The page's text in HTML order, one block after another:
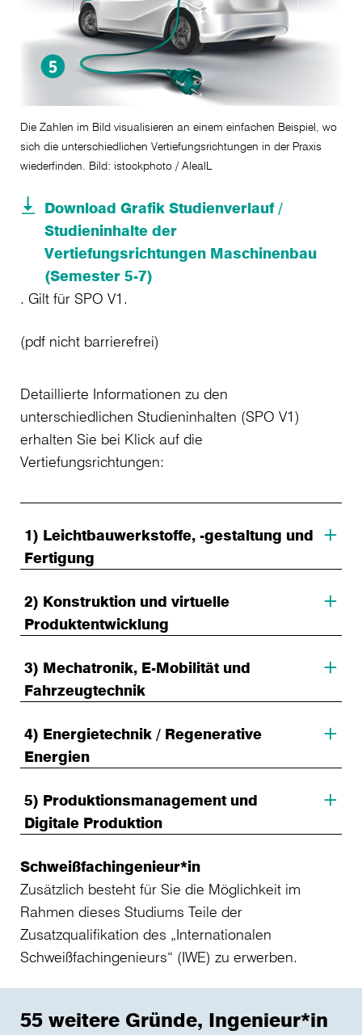
Die Zahlen im Bild visualisieren an einem einfachen Beispiel, wo
sich die unterschiedlichen Vertiefungsrichtungen in der Praxis
wiederfinden. Bild: istockphoto / AlealL
Download Grafik Studienverlauf /
Studieninhalte der
Vertiefungsrichtungen Maschinenbau
(Semester 5-7)
. Gilt für SPO V1.
(pdf nicht barrierefrei)
Detaillierte Informationen zu den
unterschiedlichen Studieninhalten (SPO V1)
erhalten Sie bei Klick auf die
Vertiefungsrichtungen:
1) Leichtbauwerkstoffe, -gestaltung und
Fertigung
2) Konstruktion und virtuelle
Produktentwicklung
3) Mechatronik, E-Mobilität und
Fahrzeugtechnik
4) Energietechnik / Regenerative
Energien
5) Produktionsmanagement und
Digitale Produktion
Schweißfachingenieur*in
Zusätzlich besteht für Sie die Möglichkeit im
Rahmen dieses Studiums Teile der
Zusatzqualifikation des „Internationalen
Schweißfachingenieurs“ (IWE) zu erwerben.
55 weitere Gründe, Ingenieur*in